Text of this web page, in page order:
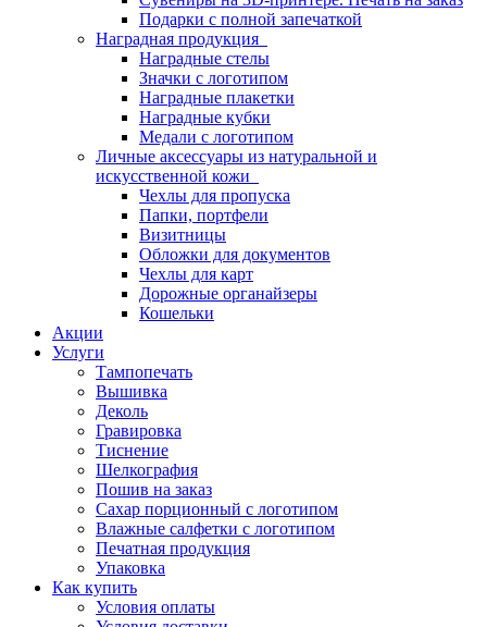
Подарки с полной запечаткой
Наградная продукция
Наградные стелы
Значки с логотипом
Наградные плакетки
Наградные кубки
Медали с логотипом
Личные аксессуары из натуральной и
искусственной кожи
Чехлы для пропуска
Папки, портфели
Визитницы
Обложки для документов
Чехлы для карт
Дорожные органайзеры
Кошельки
Акции
Услуги
Тампопечать
Вышивка
Деколь
Гравировка
Тиснение
Шелкография
Пошив на заказ
Сахар порционный с логотипом
Влажные салфетки с логотипом
Печатная продукция
Упаковка
Как купить
Условия оплаты